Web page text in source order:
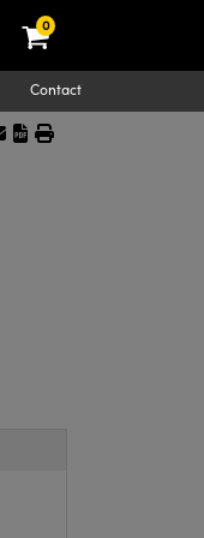
0
Contact